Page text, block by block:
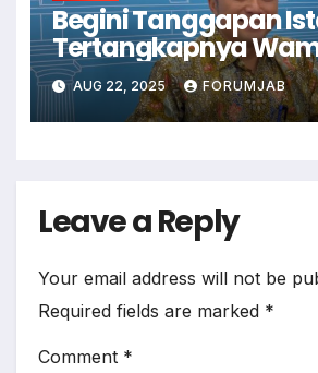
Begini Tanggapan
Tertangkapnya
Oleh KPK
AUG 22, 2025 FORUMJAB
Leave a Reply
Your email address will not be
Required fields are marked *
Comment *